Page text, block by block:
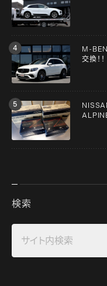
M-
交換！！
検索